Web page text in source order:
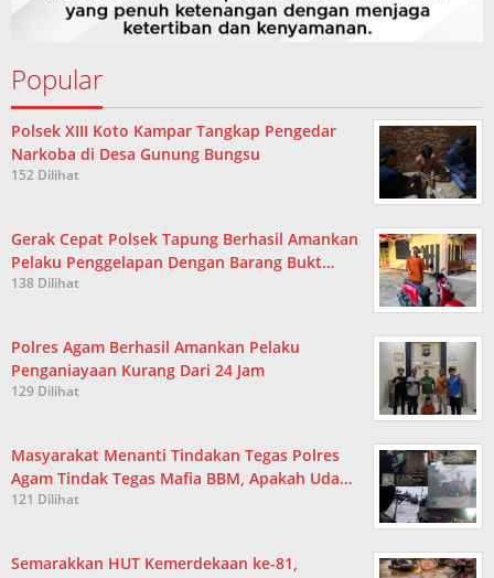
Popular
Polsek XIII Koto Kampar Tangkap Pengedar
Narkoba di Desa Gunung Bungsu
152 Dilihat
Gerak Cepat Polsek Tapung Berhasil Amankan
Pelaku Penggelapan Dengan Barang Bukt…
138 Dilihat
Polres Agam Berhasil Amankan Pelaku
Penganiayaan Kurang Dari 24 Jam
129 Dilihat
Masyarakat Menanti Tindakan Tegas Polres
Agam Tindak Tegas Mafia BBM, Apakah Uda…
121 Dilihat
Semarakkan HUT Kemerdekaan ke-81,